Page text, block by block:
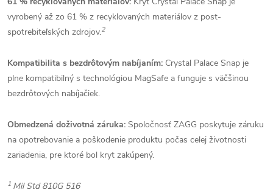
vyrobený až zo 61 % z recyklovaných materiálov z post-
spotrebiteľských zdrojov.2
Kompatibilita s bezdrôtovým nabíjaním: Crystal Palace Snap je
plne kompatibilný s technológiou MagSafe a funguje s väčšinou
bezdrôtových nabíjačiek.
Obmedzená doživotná záruka: Spoločnosť ZAGG poskytuje záruku
na opotrebovanie a poškodenie produktu počas celej životnosti
zariadenia, pre ktoré bol kryt zakúpený.
1 Mil Std 810G 516